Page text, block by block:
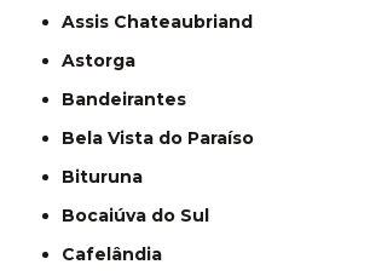
Assis Chateaubriand
Astorga
Bandeirantes
Bela Vista do Paraíso
Bituruna
Bocaiúva do Sul
Cafelândia